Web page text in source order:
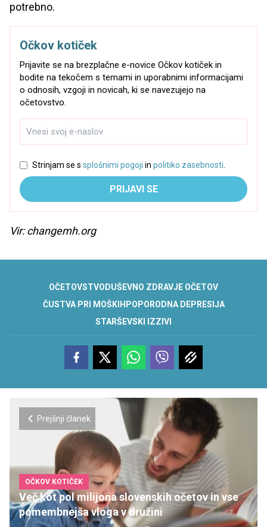
potrebno.
Očkov kotiček
Prijavite se na brezplačne e-novice Očkov kotiček in
bodite na tekočem s temami in uporabnimi informacijami
o odnosih, vzgoji in novicah, ki se navezujejo na
očetovstvo.
Strinjam se s splošnimi pogoji in politiko zasebnosti.
PRIJAVI SE
Vir: changemh.org
OČETOVSTVO DUŠEVNO ZDRAVJE OČETOV
ČUSTVA PRI MOŠKIH POPORODNA DEPRESIJA
STARŠEVSKI IZZIVI
Prejšnji članek
OČKOV KOTIČEK
Več kot pol milijona slovenskih očetov in vse
pomembnejša vloga v družini